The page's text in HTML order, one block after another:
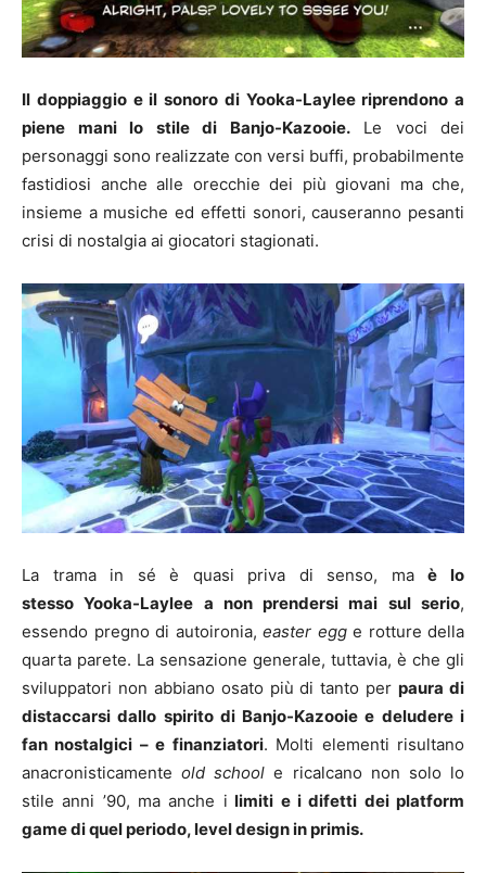
Il doppiaggio e il sonoro di Yooka-Laylee riprendono a
piene mani lo stile di Banjo-Kazooie.Le voci dei
personaggi sono realizzate con versi buffi, probabilmente
fastidiosi anche alle orecchie dei più giovani ma che,
insieme a musiche ed effetti sonori, causeranno pesanti
crisi di nostalgia ai giocatori stagionati.
La trama in sé è quasi priva di senso, maè lo
stesso Yooka-Laylee a non prendersi mai sul serio,
essendo pregno di autoironia, easter egge rotture della
quarta parete. La sensazione generale, tuttavia, è che gli
sviluppatori non abbiano osato più di tanto perpaura di
distaccarsi dallo spirito di Banjo-Kazooie e deludere i
fan nostalgici – e finanziatori. Molti elementi risultano
anacronisticamenteold school e ricalcano non solo lo
stile anni ’90, ma anche i limiti e i difetti dei platform
game di quel periodo, level design in primis.